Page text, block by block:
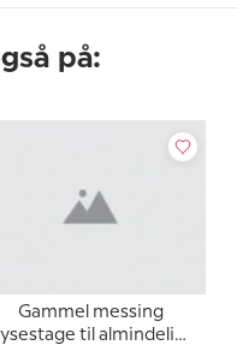
på:
Gammel messing
lysestage til almindelig